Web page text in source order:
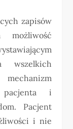
zapisów
wszelkich
pacjenta i
Pacjent
i nie